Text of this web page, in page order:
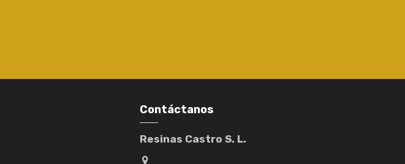
Contáctanos
Resinas Castro S. L.